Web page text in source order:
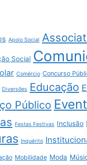
Apoio Social
Social
Comércio Concurso
Diversões Educação
Público
Festas Festivas Inclusão
Inquérito
Mobilidade Moda